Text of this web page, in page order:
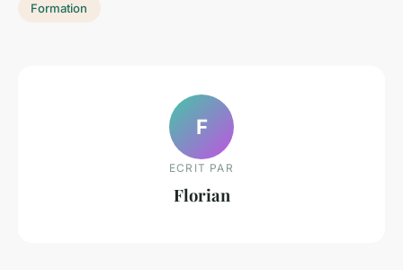
Formation
F
ECRIT PAR
Florian